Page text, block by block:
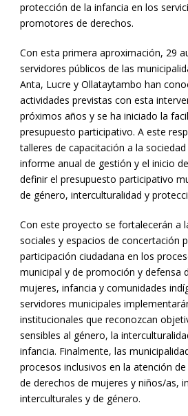
protección de la infancia en los
promotores de derechos.
Con esta primera aproximación, 29
servidores públicos de las
Anta, Lucre y Ollataytambo han
actividades previstas con esta
próximos años y se ha iniciado la
presupuesto participativo. A este
talleres de capacitación a la
informe anual de gestión y el inicio
definir el presupuesto participativo
de género, interculturalidad y
Con este proyecto se fortalecerán a
sociales y espacios de concertación
participación ciudadana en los
municipal y de promoción y defensa
mujeres, infancia y comunidades
servidores municipales
institucionales que reconozcan
sensibles al género, la
infancia. Finalmente, las
procesos inclusivos en la atención
de derechos de mujeres y niños/as,
interculturales y de género.